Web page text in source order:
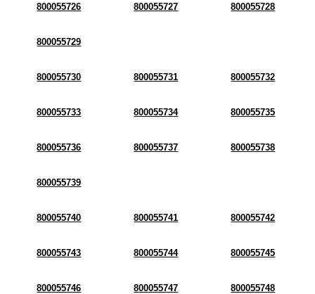
800055726 800055727 800055728
800055729
800055730 800055731 800055732
800055733 800055734 800055735
800055736 800055737 800055738
800055739
800055740 800055741 800055742
800055743 800055744 800055745
800055746 800055747 800055748